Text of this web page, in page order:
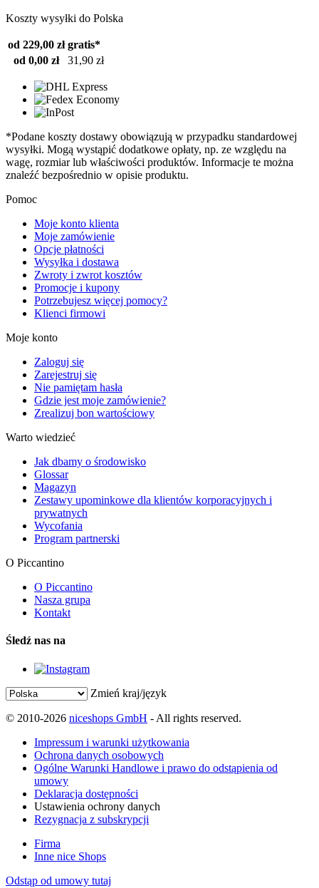
Koszty wysyłki do Polska
od 229,00 zł gratis*
od 0,00 zł
31,90 zł
*Podane koszty dostawy obowiązują w przypadku standardowej
wysyłki. Mogą wystąpić dodatkowe opłaty, np. ze względu na
wagę, rozmiar lub właściwości produktów. Informacje te można
znaleźć bezpośrednio w opisie produktu.
Pomoc
Moje konto klienta
Moje zamówienie
Opcje płatności
Wysyłka i dostawa
Zwroty i zwrot kosztów
Promocje i kupony
Potrzebujesz więcej pomocy?
Klienci firmowi
Moje konto
Zaloguj się
Zarejestruj się
Nie pamiętam hasła
Gdzie jest moje zamówienie?
Zrealizuj bon wartościowy
Warto wiedzieć
Jak dbamy o środowisko
Glossar
Magazyn
Zestawy upominkowe dla klientów korporacyjnych i
prywatnych
Wycofania
Program partnerski
O Piccantino
O Piccantino
Nasza grupa
Kontakt
Śledź nas na
Zmień kraj/język
© 2010-2026 niceshops GmbH - All rights reserved.
Impressum i warunki użytkowania
Ochrona danych osobowych
Ogólne Warunki Handlowe i prawo do odstąpienia od
umowy
Deklaracja dostępności
Ustawienia ochrony danych
Rezygnacja z subskrypcji
Firma
Inne nice Shops
Odstąp od umowy tutaj